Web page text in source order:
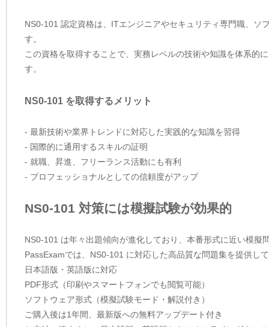
NS0-101 認定資格は、ITエンジニアやセキュリティ専門職、ソ
す。
この資格を取得することで、実務レベルの技術や知識を体系的
す。
NS0-101 を取得するメリット
- 最新技術や業界トレンドに対応した実践的な知識を習得
- 国際的に通用するスキルの証明
- 就職、昇進、フリーランス活動にも有利
- プロフェッショナルとしての信頼度がアップ
NS0-101 対策には模擬試験が効果的
NS0-101 は年々出題傾向が進化しており、本番形式に近い模擬
PassExamでは、NS0-101 に対応した高品質な問題集を提供し
日本語版・英語版に対応
PDF形式（印刷やスマートフォンでも閲覧可能）
ソフトウェア形式（模擬試験モード・解説付き）
ご購入後は1年間、最新版への無料アップデート付き